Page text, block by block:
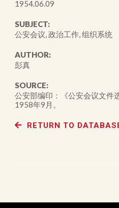
1954.06.09
SUBJECT:
公安会议, 政治工作, 组织系统
AUTHOR:
彭真
SOURCE:
公安部编印：《公安会议文件
1958年9月。
RETURN TO